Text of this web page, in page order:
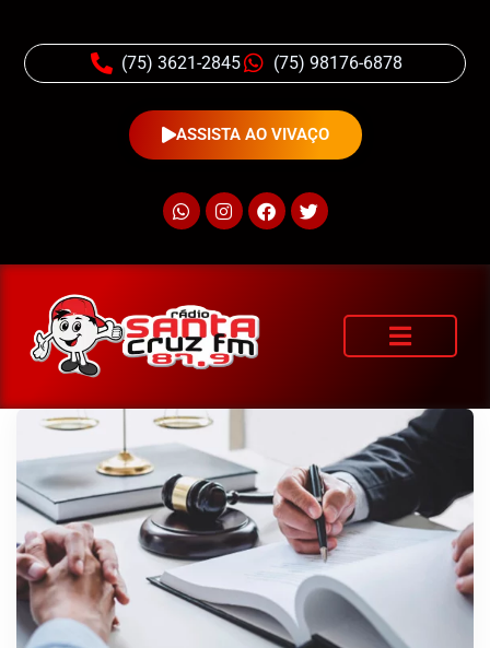
(75) 3621-2845 (75) 98176-6878
ASSISTA AO VIVAÇO